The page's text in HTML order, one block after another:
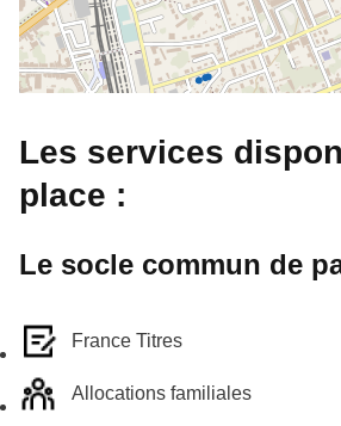
Les services
place :
Le socle commun de
France Titres
Allocations familiales